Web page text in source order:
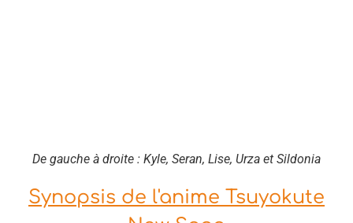
De gauche à droite : Kyle, Seran, Lise, Urza et Sildonia
Synopsis de l'anime Tsuyokute